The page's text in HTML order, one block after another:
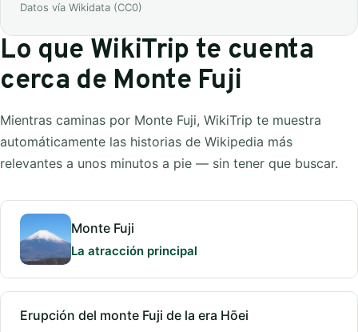
Datos vía Wikidata (CC0)
Lo que WikiTrip te cuenta
cerca de Monte Fuji
Mientras caminas por Monte Fuji, WikiTrip te muestra
automáticamente las historias de Wikipedia más
relevantes a unos minutos a pie — sin tener que buscar.
Monte Fuji
La atracción principal
Erupción del monte Fuji de la era Hōei